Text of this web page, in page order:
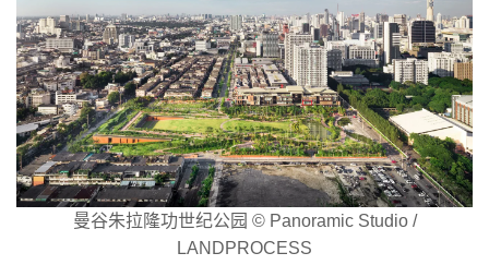
曼谷朱拉隆功世纪公园 © Panoramic Studio /
LANDPROCESS